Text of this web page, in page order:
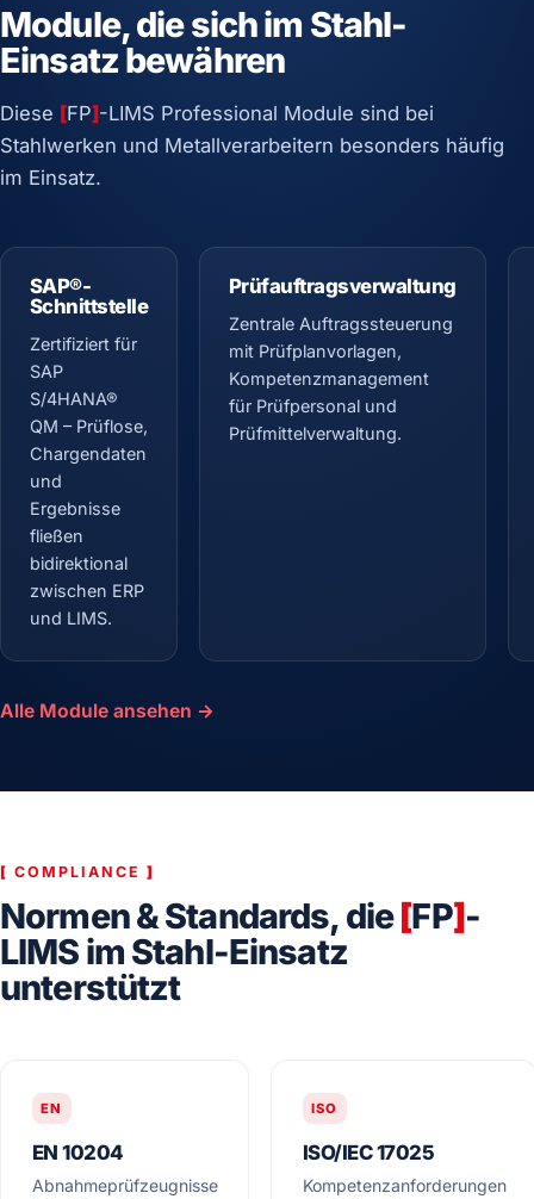
Module, die sich im Stahl-
Einsatz bewähren
Diese [FP]-LIMS Professional Module sind bei
Stahlwerken und Metallverarbeitern besonders häufig
im Einsatz.
SAP®-
Schnittstelle
Zertifiziert für
SAP
S/4HANA®
QM – Prüflose,
Chargendaten
und
Ergebnisse
fließen
bidirektional
zwischen ERP
und LIMS.
Prüfauftragsverwaltung
Zentrale Auftragssteuerung
mit Prüfplanvorlagen,
Kompetenzmanagement
für Prüfpersonal und
Prüfmittelverwaltung.
Alle Module ansehen →
[ COMPLIANCE ]
Normen & Standards, die[FP]-
LIMS im Stahl-Einsatz
unterstützt
EN
EN 10204
Abnahmeprüfzeugnisse
ISO
ISO/IEC 17025
Kompetenzanforderungen